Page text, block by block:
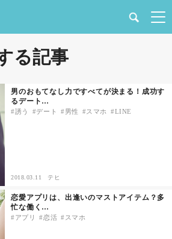
る記事
男のおもてなし力ですべてが決まる！成功す
るデート…
誘う デート 男性 スマホ LINE
2018.03.11 テヒ
恋愛アプリは、出逢いのマストアイテム？多
忙な働く…
アプリ 恋活 スマホ